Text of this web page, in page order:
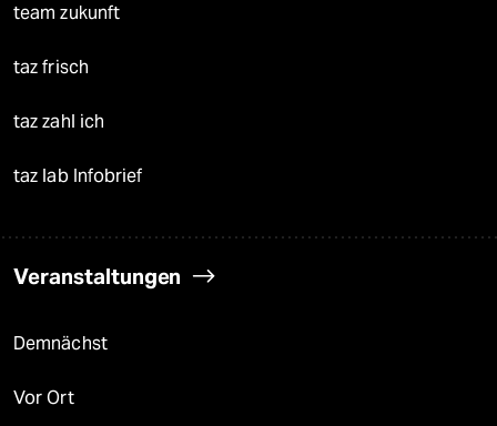
team zukunft
taz frisch
taz zahl ich
taz lab Infobrief
Veranstaltungen
Demnächst
Vor Ort